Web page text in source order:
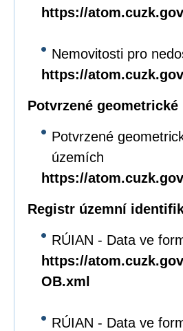
https://
Nemovitosti pro
https://
Potvrzené geometrické
Potvrzené
územích
https://
Registr územní
RÚIAN - Data ve
https://
OB.xml
RÚIAN - Data ve